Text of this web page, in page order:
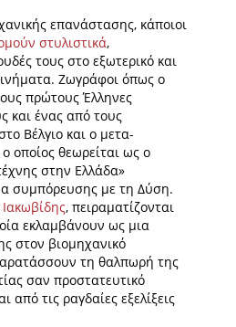
επανάστασης, κάποιοι
στυλιστικά,
τους στο εξωτερικό και
Ζωγράφοι όπως ο
πρώτους Έλληνες
και ένας από τους
Βέλγιο και ο μετα-
ο οποίος θεωρείται ως ο
στην Ελλάδα»
συμπόρευσης με τη Δύση.
Ιακωβίδης, πειραματίζονται
εκλαμβάνουν ως μια
στον βιομηχανικό
τη θαλπωρή της
σαν προστατευτικό
από τις ραγδαίες εξελίξεις